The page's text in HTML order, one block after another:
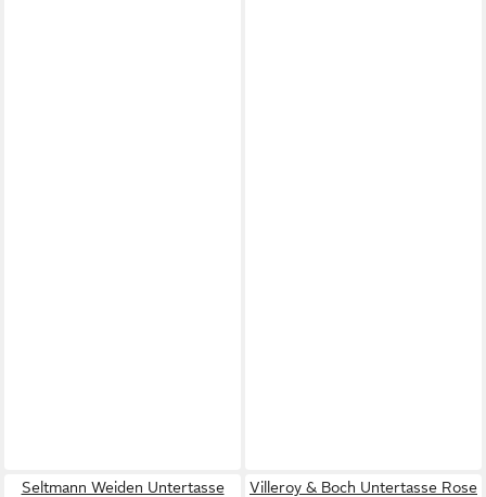
Seltmann Weiden Untertasse
Villeroy & Boch Untertasse Rose